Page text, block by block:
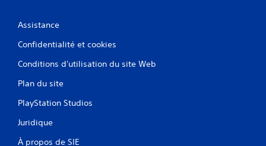
Assistance
Confidentialité et cookies
Conditions d'utilisation du site Web
Plan du site
PlayStation Studios
Juridique
À propos de SIE